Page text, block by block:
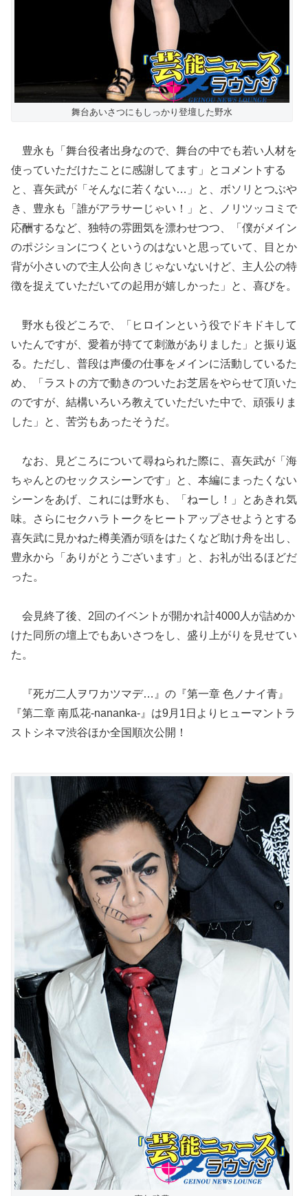
舞台あいさつにもしっかり登壇した野水
豊永も「舞台役者出身なので、舞台の中でも若い人材を
使っていただけたことに感謝してます」とコメントする
と、喜矢武が「そんなに若くない…」と、ボソリとつぶや
き、豊永も「誰がアラサーじゃい！」と、ノリツッコミで
応酬するなど、独特の雰囲気を漂わせつつ、「僕がメイン
のポジションにつくというのはないと思っていて、目とか
背が小さいので主人公向きじゃないないけど、主人公の特
徴を捉えていただいての起用が嬉しかった」と、喜びを。
野水も役どころで、「ヒロインという役でドキドキして
いたんですが、愛着が持てて刺激がありました」と振り返
る。ただし、普段は声優の仕事をメインに活動しているた
め、「ラストの方で動きのついたお芝居をやらせて頂いた
のですが、結構いろいろ教えていただいた中で、頑張りま
した」と、苦労もあったそうだ。
なお、見どころについて尋ねられた際に、喜矢武が「海
ちゃんとのセックスシーンです」と、本編にまったくない
シーンをあげ、これには野水も、「ねーし！」とあきれ気
味。さらにセクハラトークをヒートアップさせようとする
喜矢武に見かねた樽美酒が頭をはたくなど助け舟を出し、
豊永から「ありがとうございます」と、お礼が出るほどだ
った。
会見終了後、2回のイベントが開かれ計4000人が詰めか
けた同所の壇上でもあいさつをし、盛り上がりを見せてい
た。
『死ガ二人ヲワカツマデ…』の『第一章 色ノナイ青』
『第二章 南瓜花-nananka-』は9月1日よりヒューマントラ
ストシネマ渋谷ほか全国順次公開！